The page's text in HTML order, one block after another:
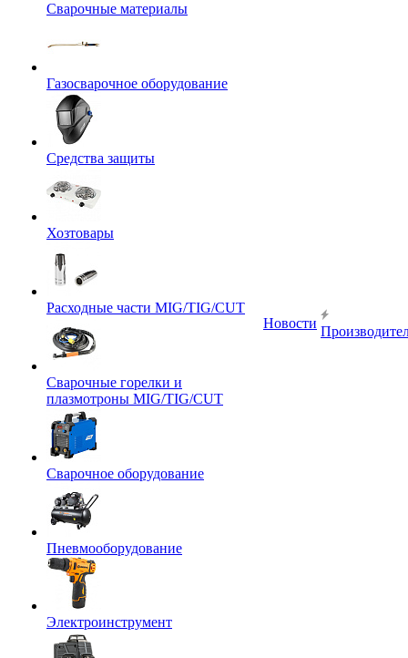
Сварочные материалы
Газосварочное оборудование
Средства защиты
Хозтовары
Расходные части MIG/TIG/CUT
Сварочные горелки и
плазмотроны MIG/TIG/CUT
Сварочное оборудование
Пневмооборудование
Электроинструмент
Новости